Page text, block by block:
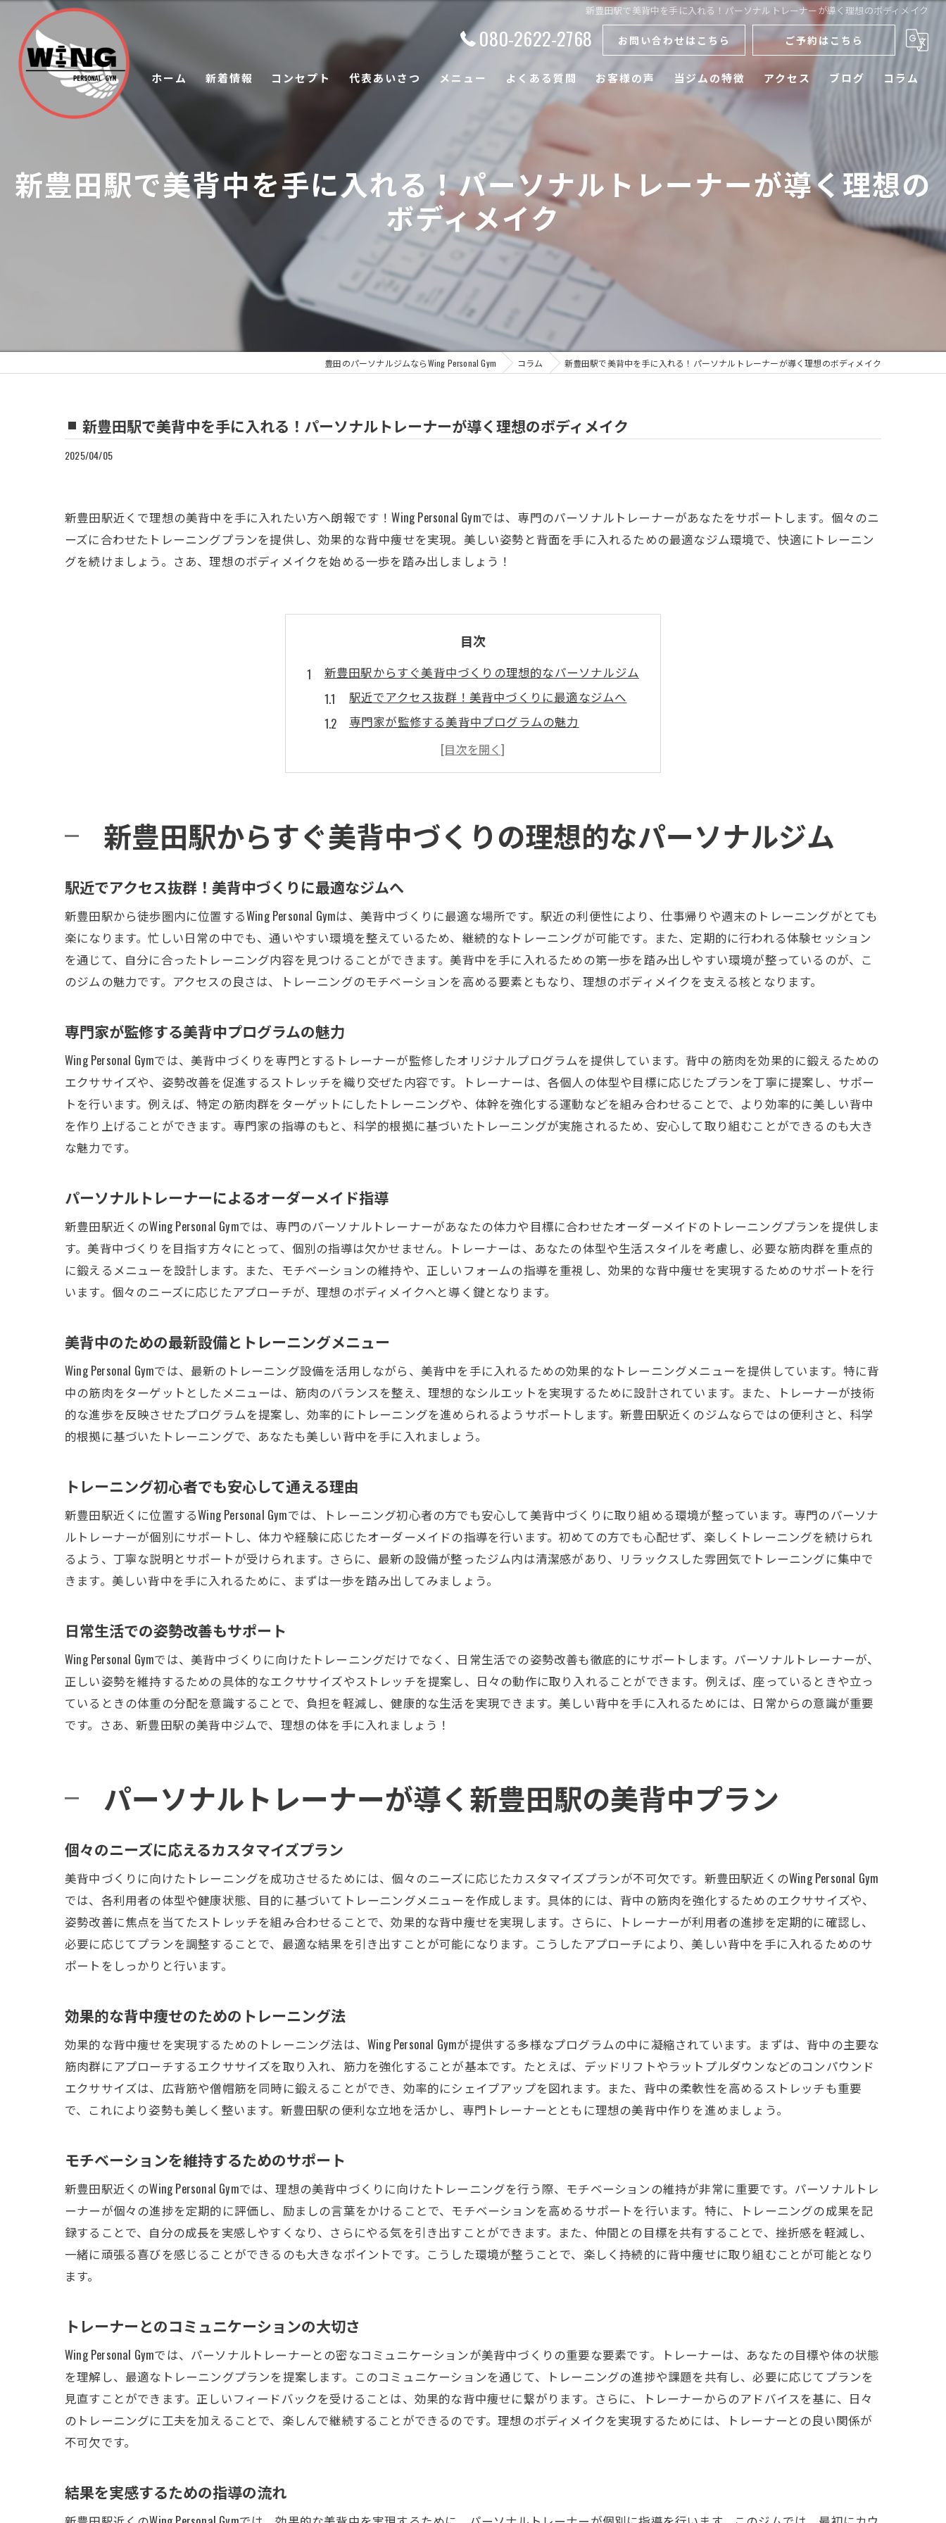
新豊田駅で美背中を手に入れる！パーソナルトレーナーが導く理想のボディメイク
080-2622-2768 お問い合わせはこちら ご予約はこちら
ホーム 新着情報 コンセプト 代表あいさつ メニュー よくある質問 お客様の声 当ジムの特徴
運動不足
アクセス ブログ コラム
新豊田駅で美背中を手に入れる！パーソナルトレーナーが導く理想の
ボディメイク
豊田のパーソナルジムならWing Personal Gym コラム 新豊田駅で美背中を手に入れる！パーソナルトレーナーが導く理想のボディメイク
新豊田駅で美背中を手に入れる！パーソナルトレーナーが導く理想のボディメイク
2025/04/05
新豊田駅近くで理想の美背中を手に入れたい方へ朗報です！Wing Personal Gymでは、専門のパーソナルトレーナーがあなたをサポートします。個々のニ
ーズに合わせたトレーニングプランを提供し、効果的な背中痩せを実現。美しい姿勢と背面を手に入れるための最適なジム環境で、快適にトレーニン
グを続けましょう。さあ、理想のボディメイクを始める一歩を踏み出しましょう！
目次
新豊田駅からすぐ美背中づくりの理想的なパーソナルジム
駅近でアクセス抜群！美背中づくりに最適なジムへ
専門家が監修する美背中プログラムの魅力
パーソナルトレーナーによるオーダーメイド指導
美背中のための最新設備とトレーニングメニュー
日常生活での姿勢改善もサポート
パーソナルトレーナーが導く新豊田駅の美背中プラン
効果的な背中痩せのためのトレーニング法
モチベーションを維持するためのサポート
トレーナーとのコミュニケーションの大切さ
結果を実感するための指導の流れ
美背中を手に入れるための食事アドバイス
最新の器具を使った最先端のトレーニング
安全で効果的なトレーニングの秘訣
美しい背中を目指す仲間との交流
初心者でも安心新豊田駅近くの美背中パーソナルジム
トレーニングの基本を学ぶための基礎講座
段階的に進めるプランで無理なく続けられる
初心者向けのサポート体制の充実
成功体験を積み重ねるためのアプローチ
最新設備で効果的美背中トレーニング新豊田駅の魅力
ジムに揃う最新機器とトレンド
科学的根拠に基づいたトレーニング方法
効率的な背中痩せを実現するための設備
トレーニング効果を最大化するための環境
新たなトレーニングの発見と挑戦
忙しいあなたに新豊田駅で美背中を叶える時間
短時間で効果を出すトレーニングのポイント
限られた時間を有効活用するための工夫
フレキシブルな予約システムの活用
仕事とトレーニングを両立するコツ
専門トレーナーのサポートで新豊田駅での理想の背中
トレーナーの指導が与える影響と効果
トレーナーと二人三脚で目標達成へ
専門知識を活かした的確なアドバイス
美しい姿勢を手に入れる新豊田駅のパーソナルジムの魅力
姿勢改善がもたらす美と健康の効果
正しい姿勢作りのためのトレーニング法
姿勢のプロが教える簡単ストレッチ
新豊田駅からすぐ美背中づくりの理想的なパーソナルジム
駅近でアクセス抜群！美背中づくりに最適なジムへ
新豊田駅から徒歩圏内に位置するWing Personal Gymは、美背中づくりに最適な場所です。駅近の利便性により、仕事帰りや週末のトレーニングがとても
楽になります。忙しい日常の中でも、通いやすい環境を整えているため、継続的なトレーニングが可能です。また、定期的に行われる体験セッション
を通じて、自分に合ったトレーニング内容を見つけることができます。美背中を手に入れるための第一歩を踏み出しやすい環境が整っているのが、こ
のジムの魅力です。アクセスの良さは、トレーニングのモチベーションを高める要素ともなり、理想のボディメイクを支える核となります。
専門家が監修する美背中プログラムの魅力
Wing Personal Gymでは、美背中づくりを専門とするトレーナーが監修したオリジナルプログラムを提供しています。背中の筋肉を効果的に鍛えるための
エクササイズや、姿勢改善を促進するストレッチを織り交ぜた内容です。トレーナーは、各個人の体型や目標に応じたプランを丁寧に提案し、サポー
トを行います。例えば、特定の筋肉群をターゲットにしたトレーニングや、体幹を強化する運動などを組み合わせることで、より効率的に美しい背中
を作り上げることができます。専門家の指導のもと、科学的根拠に基づいたトレーニングが実施されるため、安心して取り組むことができるのも大き
な魅力です。
パーソナルトレーナーによるオーダーメイド指導
新豊田駅近くのWing Personal Gymでは、専門のパーソナルトレーナーがあなたの体力や目標に合わせたオーダーメイドのトレーニングプランを提供しま
す。美背中づくりを目指す方々にとって、個別の指導は欠かせません。トレーナーは、あなたの体型や生活スタイルを考慮し、必要な筋肉群を重点的
に鍛えるメニューを設計します。また、モチベーションの維持や、正しいフォームの指導を重視し、効果的な背中痩せを実現するためのサポートを行
います。個々のニーズに応じたアプローチが、理想のボディメイクへと導く鍵となります。
美背中のための最新設備とトレーニングメニュー
Wing Personal Gymでは、最新のトレーニング設備を活用しながら、美背中を手に入れるための効果的なトレーニングメニューを提供しています。特に背
中の筋肉をターゲットとしたメニューは、筋肉のバランスを整え、理想的なシルエットを実現するために設計されています。また、トレーナーが技術
的な進歩を反映させたプログラムを提案し、効率的にトレーニングを進められるようサポートします。新豊田駅近くのジムならではの便利さと、科学
的根拠に基づいたトレーニングで、あなたも美しい背中を手に入れましょう。
トレーニング初心者でも安心して通える理由
新豊田駅近くに位置するWing Personal Gymでは、トレーニング初心者の方でも安心して美背中づくりに取り組める環境が整っています。専門のパーソナ
ルトレーナーが個別にサポートし、体力や経験に応じたオーダーメイドの指導を行います。初めての方でも心配せず、楽しくトレーニングを続けられ
るよう、丁寧な説明とサポートが受けられます。さらに、最新の設備が整ったジム内は清潔感があり、リラックスした雰囲気でトレーニングに集中で
きます。美しい背中を手に入れるために、まずは一歩を踏み出してみましょう。
日常生活での姿勢改善もサポート
Wing Personal Gymでは、美背中づくりに向けたトレーニングだけでなく、日常生活での姿勢改善も徹底的にサポートします。パーソナルトレーナーが、
正しい姿勢を維持するための具体的なエクササイズやストレッチを提案し、日々の動作に取り入れることができます。例えば、座っているときや立っ
ているときの体重の分配を意識することで、負担を軽減し、健康的な生活を実現できます。美しい背中を手に入れるためには、日常からの意識が重要
です。さあ、新豊田駅の美背中ジムで、理想の体を手に入れましょう！
パーソナルトレーナーが導く新豊田駅の美背中プラン
個々のニーズに応えるカスタマイズプラン
美背中づくりに向けたトレーニングを成功させるためには、個々のニーズに応じたカスタマイズプランが不可欠です。新豊田駅近くのWing Personal Gym
では、各利用者の体型や健康状態、目的に基づいてトレーニングメニューを作成します。具体的には、背中の筋肉を強化するためのエクササイズや、
姿勢改善に焦点を当てたストレッチを組み合わせることで、効果的な背中痩せを実現します。さらに、トレーナーが利用者の進捗を定期的に確認し、
必要に応じてプランを調整することで、最適な結果を引き出すことが可能になります。こうしたアプローチにより、美しい背中を手に入れるためのサ
ポートをしっかりと行います。
効果的な背中痩せのためのトレーニング法
効果的な背中痩せを実現するためのトレーニング法は、Wing Personal Gymが提供する多様なプログラムの中に凝縮されています。まずは、背中の主要な
筋肉群にアプローチするエクササイズを取り入れ、筋力を強化することが基本です。たとえば、デッドリフトやラットプルダウンなどのコンパウンド
エクササイズは、広背筋や僧帽筋を同時に鍛えることができ、効率的にシェイプアップを図れます。また、背中の柔軟性を高めるストレッチも重要
で、これにより姿勢も美しく整います。新豊田駅の便利な立地を活かし、専門トレーナーとともに理想の美背中作りを進めましょう。
モチベーションを維持するためのサポート
新豊田駅近くのWing Personal Gymでは、理想の美背中づくりに向けたトレーニングを行う際、モチベーションの維持が非常に重要です。パーソナルトレ
ーナーが個々の進捗を定期的に評価し、励ましの言葉をかけることで、モチベーションを高めるサポートを行います。特に、トレーニングの成果を記
録することで、自分の成長を実感しやすくなり、さらにやる気を引き出すことができます。また、仲間との目標を共有することで、挫折感を軽減し、
一緒に頑張る喜びを感じることができるのも大きなポイントです。こうした環境が整うことで、楽しく持続的に背中痩せに取り組むことが可能となり
ます。
トレーナーとのコミュニケーションの大切さ
Wing Personal Gymでは、パーソナルトレーナーとの密なコミュニケーションが美背中づくりの重要な要素です。トレーナーは、あなたの目標や体の状態
を理解し、最適なトレーニングプランを提案します。このコミュニケーションを通じて、トレーニングの進捗や課題を共有し、必要に応じてプランを
見直すことができます。正しいフィードバックを受けることは、効果的な背中痩せに繋がります。さらに、トレーナーからのアドバイスを基に、日々
のトレーニングに工夫を加えることで、楽しんで継続することができるのです。理想のボディメイクを実現するためには、トレーナーとの良い関係が
不可欠です。
結果を実感するための指導の流れ